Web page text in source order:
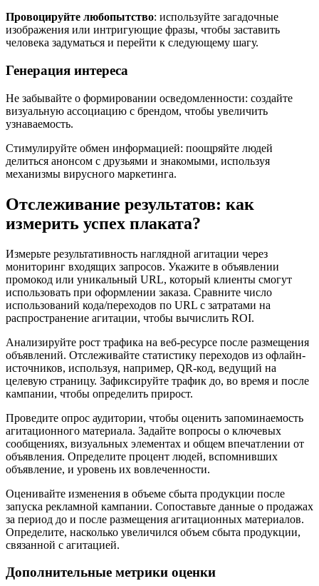
Провоцируйте любопытство: используйте загадочные
изображения или интригующие фразы, чтобы заставить
человека задуматься и перейти к следующему шагу.
Генерация интереса
Не забывайте о формировании осведомленности: создайте
визуальную ассоциацию с брендом, чтобы увеличить
узнаваемость.
Стимулируйте обмен информацией: поощряйте людей
делиться анонсом с друзьями и знакомыми, используя
механизмы вирусного маркетинга.
Отслеживание результатов: как
измерить успех плаката?
Измерьте результативность наглядной агитации через
мониторинг входящих запросов. Укажите в объявлении
промокод или уникальный URL, который клиенты смогут
использовать при оформлении заказа. Сравните число
использований кода/переходов по URL с затратами на
распространение агитации, чтобы вычислить ROI.
Анализируйте рост трафика на веб-ресурсе после размещения
объявлений. Отслеживайте статистику переходов из офлайн-
источников, используя, например, QR-код, ведущий на
целевую страницу. Зафиксируйте трафик до, во время и после
кампании, чтобы определить прирост.
Проведите опрос аудитории, чтобы оценить запоминаемость
агитационного материала. Задайте вопросы о ключевых
сообщениях, визуальных элементах и общем впечатлении от
объявления. Определите процент людей, вспомнивших
объявление, и уровень их вовлеченности.
Оценивайте изменения в объеме сбыта продукции после
запуска рекламной кампании. Сопоставьте данные о продажах
за период до и после размещения агитационных материалов.
Определите, насколько увеличился объем сбыта продукции,
связанной с агитацией.
Дополнительные метрики оценки